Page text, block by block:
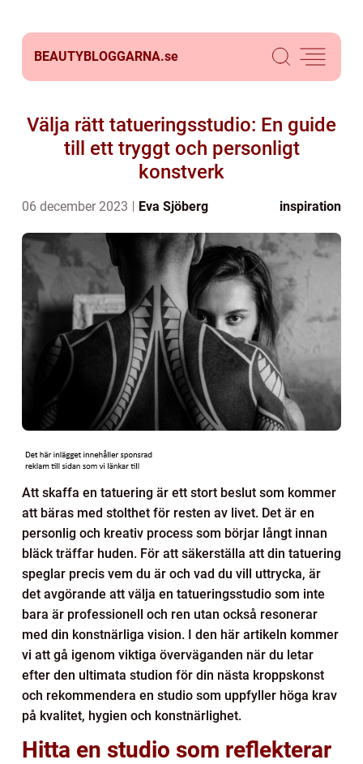
BEAUTYBLOGGARNA.se
Välja rätt tatueringsstudio: En guide
till ett tryggt och personligt
konstverk
06 december 2023 Eva Sjöberg inspiration
Att skaffa en tatuering är ett stort beslut som kommer
att bäras med stolthet för resten av livet. Det är en
personlig och kreativ process som börjar långt innan
bläck träffar huden. För att säkerställa att din tatuering
speglar precis vem du är och vad du vill uttrycka, är
det avgörande att välja en tatueringsstudio som inte
bara är professionell och ren utan också resonerar
med din konstnärliga vision. I den här artikeln kommer
vi att gå igenom viktiga överväganden när du letar
efter den ultimata studion för din nästa kroppskonst
och rekommendera en studio som uppfyller höga krav
på kvalitet, hygien och konstnärlighet.
Hitta en studio som reflekterar